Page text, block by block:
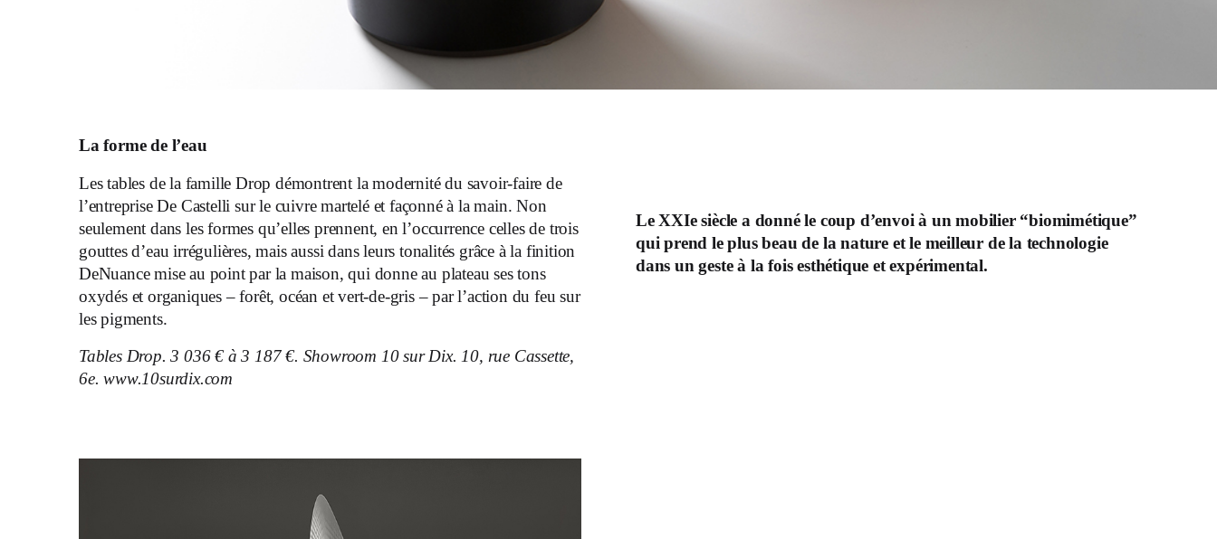
La forme de l’eau
Les tables de la famille Drop démontrent la modernité du savoir-faire de
l’entreprise De Castelli sur le cuivre martelé et façonné à la main. Non
seulement dans les formes qu’elles prennent, en l’occurrence celles de trois
gouttes d’eau irrégulières, mais aussi dans leurs tonalités grâce à la finition
DeNuance mise au point par la maison, qui donne au plateau ses tons
oxydés et organiques – forêt, océan et vert-de-gris – par l’action du feu sur
les pigments.
Tables Drop. 3 036 € à 3 187 €. Showroom 10 sur Dix. 10, rue Cassette,
6e. www.10surdix.com
Le XXIe siècle a donné le coup d’envoi à un mobilier “biomimétique”
qui prend le plus beau de la nature et le meilleur de la technologie
dans un geste à la fois esthétique et expérimental.